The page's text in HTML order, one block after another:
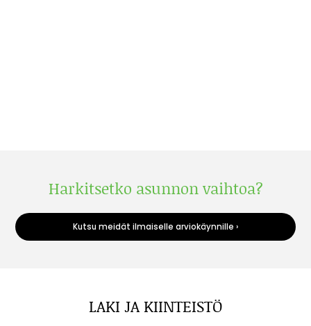
Harkitsetko asunnon vaihtoa?
Kutsu meidät ilmaiselle arviokäynnille ›
LAKI JA KIINTEISTÖ